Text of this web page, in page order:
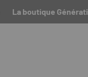
La boutique